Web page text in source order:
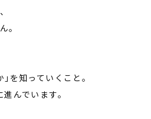
。
を知っていくこと。
んでいます。